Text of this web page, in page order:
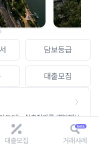
담보등급
대출모집
트되는 AI추정가를 경험해보
대출모집 거래사례